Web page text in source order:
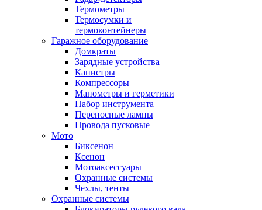
Термометры
Термосумки и
термоконтейнеры
Гаражное оборудование
Домкраты
Зарядные устройства
Канистры
Компрессоры
Манометры и герметики
Набор инструмента
Переносные лампы
Провода пусковые
Мото
Биксенон
Ксенон
Мотоаксессуары
Охранные системы
Чехлы, тенты
Охранные системы